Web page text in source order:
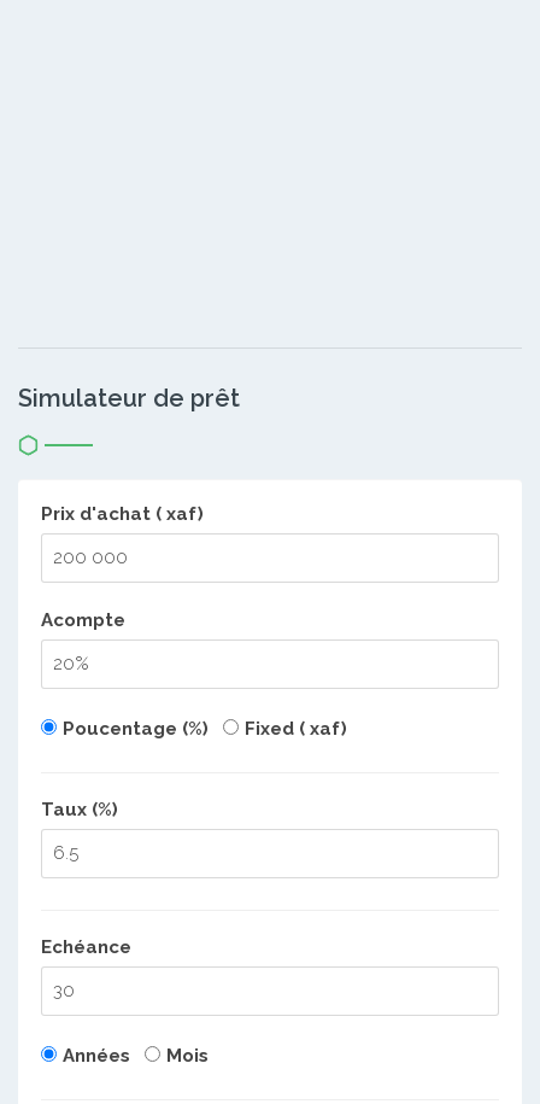
Simulateur de prêt
Prix d'achat ( xaf)
Acompte
Poucentage (%) Fixed ( xaf)
Taux (%)
Echéance
Années Mois